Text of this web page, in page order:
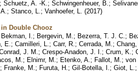
; Schuetz, A. -K. ; Schwingenheuer, B. ;
; Stanco, L. ; Vanhoefer, L. (2017)
Double Chooz
Bekman, I. ; Bergevin, M. ; Bezerra, T. J. C. ;
E. ; Camilleri, L. ; Carr, R. ; Cerrada, M. ; Chang,
J. M. ; Crespo-Anadon, J. I. ; Crum, K. ;
M. ; Elnimr, M. ; Etenko, A. ; Fallot, M. ; von
; Franke, M. ; Furuta, H. ; Gil-Botella, I. ; Giot, L. ;